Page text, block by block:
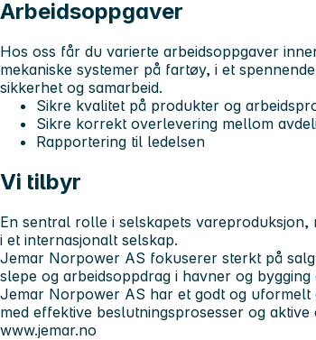
Arbeidsoppgaver
Hos oss får du varierte arbeidsoppgaver
mekaniske systemer på fartøy, i et
sikkerhet og samarbeid.
Sikre kvalitet på produkter og
Sikre korrekt overlevering mellom
Rapportering til ledelsen
Vi tilbyr
En sentral rolle i selskapets
i et internasjonalt selskap.
Jemar Norpower AS fokuserer sterkt på
slepe og arbeidsoppdrag i havner og
Jemar Norpower AS har et godt og
med effektive beslutningsprosesser og
www.jemar.no